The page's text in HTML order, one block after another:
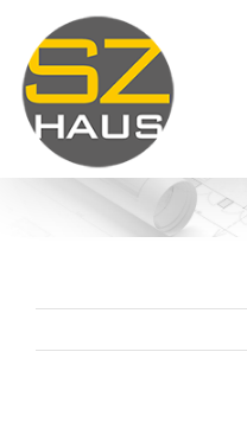
Inhalt
springen